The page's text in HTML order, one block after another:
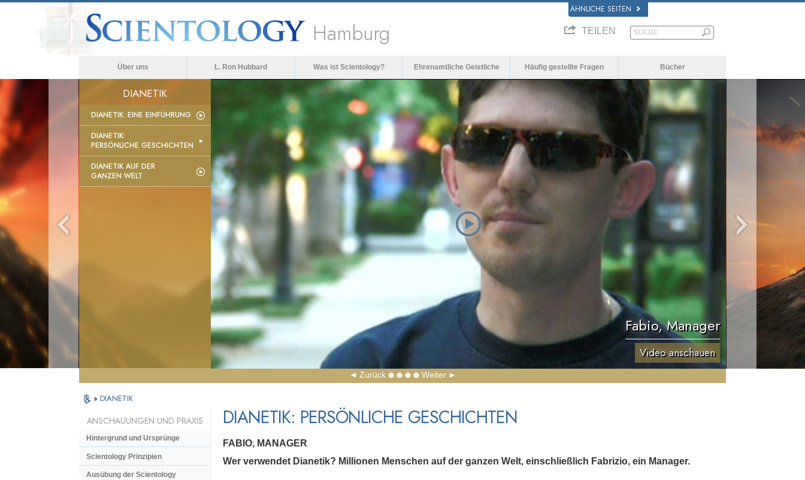
ÄHNLICHE SEITEN
Hamburg TEILEN
Über uns L. Ron Hubbard Was ist Scientology? Ehrenamtliche Geistliche Häufig gestellte Fragen Bücher
DIANETIK
DIANETIK: EINE EINFÜHRUNG
DIANETIK:
PERSÖNLICHE GESCHICHTEN
DIANETIK AUF DER
GANZEN WELT
Fabio, Manager
Video anschauen
Zurück Weiter
» DIANETIK
DIANETIK: PERSÖNLICHE GESCHICHTEN
FABIO, MANAGER
Wer verwendet Dianetik? Millionen Menschen auf der ganzen Welt, einschließlich Fabrizio, ein Manager.
ANSCHAUUNGEN UND PRAXIS
Hintergrund und Ursprünge
Scientology Prinzipien
Ausübung der Scientology